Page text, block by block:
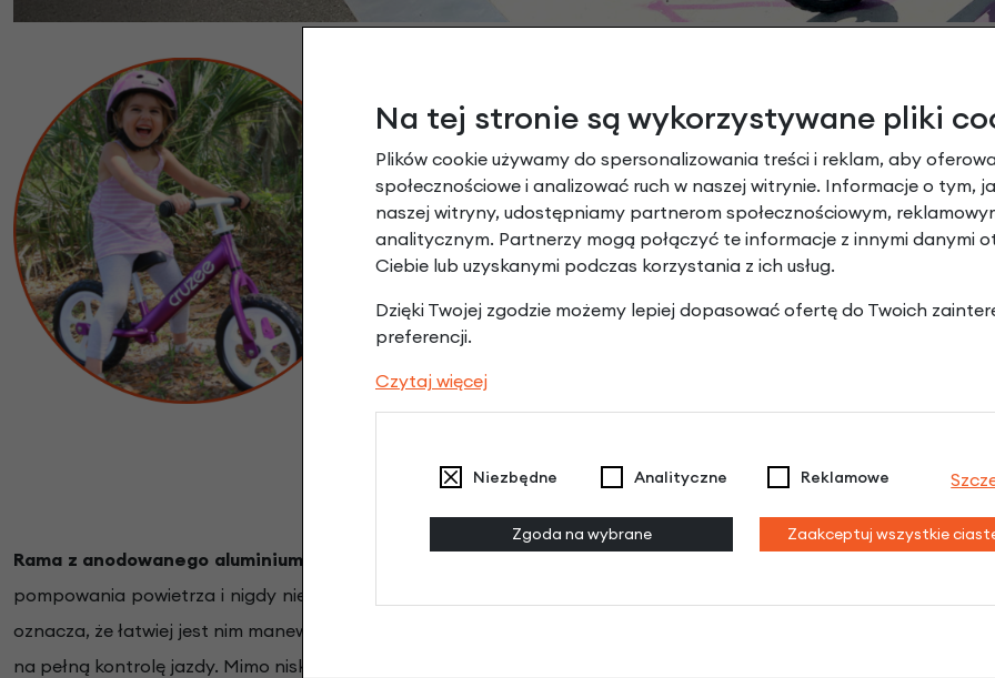
Cruzee posiada bardzo niską pozycję siedzącą , w wyniku czego
Kierownicę i siodełko można łatwo regulować. Dzięki drugiej, dłuższej
w wieku od 1,5 do 5 lat lub o wzroście od 60 do 120 cm.
Rama z anodowanego aluminium jest niezwykle stabilna i nie rdzewieje. Dzięki bezdętkowym oponom EVA nie
pompowania powietrza i nigdy nie dojdzie do przebicia opony – rowerek jest zawsze gotowe do użycia.
oznacza, że łatwiej jest nim manewrować, dzięki czemu najmłodsze dzieci nabierają pewności siebie. Pozwala nawet
na pełną kontrolę jazdy. Mimo niskiej wagi, Cruzee jest super wytrzymały i przetrwa wszystko, co zrobi z nim Twoje
Na tej stronie są wykorzystywane pliki
Plików cookie używamy do spersonalizowania treści i reklam, aby
społecznościowe i analizować ruch w naszej witrynie. Informacje o tym,
naszej witryny, udostępniamy partnerom społecznościowym,
analitycznym. Partnerzy mogą połączyć te informacje z innymi danymi
Ciebie lub uzyskanymi podczas korzystania z ich usług.
Dzięki Twojej zgodzie możemy lepiej dopasować ofertę do Twoich
preferencji.
Czytaj więcej
Niezbędne Analityczne Reklamowe
Zgoda na wybrane Zaakceptuj wszystkie